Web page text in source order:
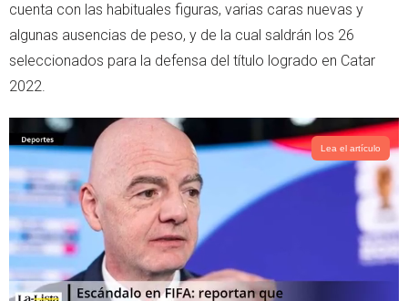
r
p
p
cuenta con las habituales figuras, varias caras nuevas y
algunas ausencias de peso, y de la cual saldrán los 26
seleccionados para la defensa del título logrado en Catar
2022.
Lea el artículo